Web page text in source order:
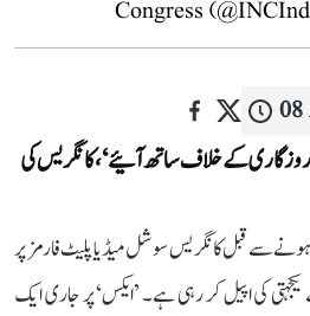
08
روزگاری کے خلاف ساتھ آئیے‘، کانگریس کی
سے قبل کانگریس سوشل میڈیا پلیٹ فارمز پر
یکجہتی کی اپیل کر رہی ہے۔ ’ایکس‘ پر جاری ایک